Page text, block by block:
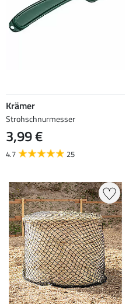
Krämer
Strohschnurmesser
3,99 €
4.7 25